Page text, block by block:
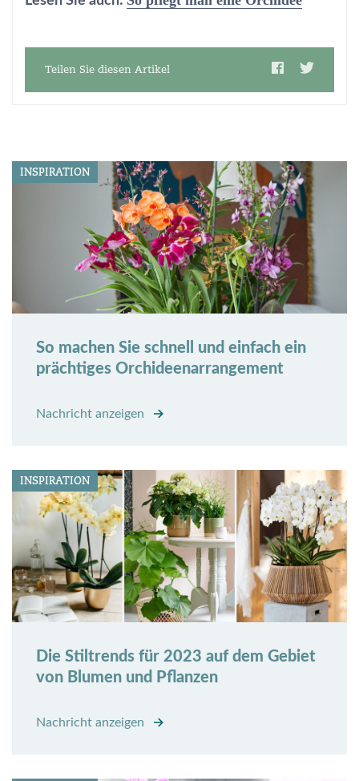
Teilen Sie diesen Artikel
INSPIRATION
So machen Sie schnell und einfach ein
prächtiges Orchideenarrangement
Nachricht anzeigen
INSPIRATION
Die Stiltrends für 2023 auf dem Gebiet
von Blumen und Pflanzen
Nachricht anzeigen